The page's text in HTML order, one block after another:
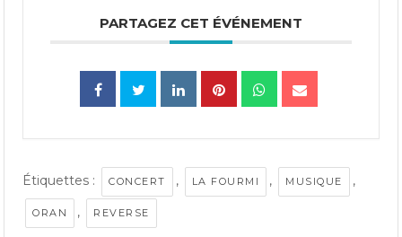
PARTAGEZ CET ÉVÉNEMENT
Étiquettes : CONCERT , LA FOURMI , MUSIQUE ,
ORAN , REVERSE